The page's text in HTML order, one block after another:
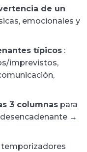
de un
emocionales y
típicos :
imprevistos,
3 columnas para
→
temporizadores